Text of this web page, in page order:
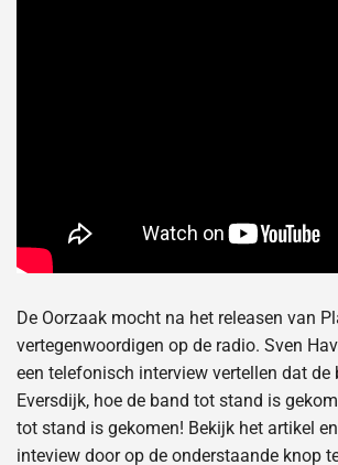
De Oorzaak mocht na het releasen van
vertegenwoordigen op de radio. Sven
een telefonisch interview vertellen dat de
Eversdijk, hoe de band tot stand is
tot stand is gekomen! Bekijk het artikel
inteview door op de onderstaande knop